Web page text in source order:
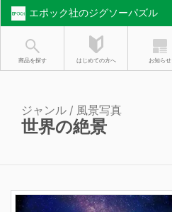
エポック社のジグソーパズル
商品を探す はじめての方へ お知らせ
ジャンル / 風景写真
世界の絶景